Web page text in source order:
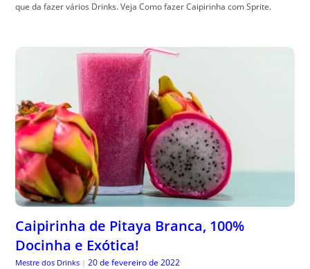
que da fazer vários Drinks. Veja Como fazer Caipirinha com Sprite.
Caipirinha de Pitaya Branca, 100%
Docinha e Exótica!
Mestre dos Drinks | 20 de fevereiro de 2022